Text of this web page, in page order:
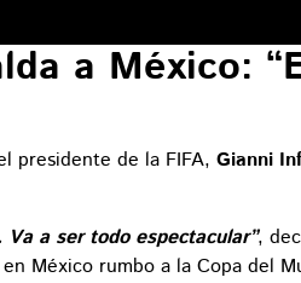
a México:
presidente de la FIFA, Gianni
a ser todo espectacular”,
México rumbo a la Copa del